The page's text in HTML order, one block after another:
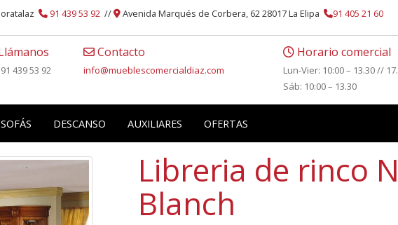
91 439 53 92 // Avenida Marqués de Corbera, 62 28017 La Elipa 91 405 21 60
439 53 92
Contacto
info mueblescomercialdiaz.com
Horario comercial
Lun-Vier: 10:00 – 13.30 //
Sáb: 10:00 – 13.30
SOFÁS DESCANSO AUXILIARES OFERTAS
Libreria de rinco
Blanch